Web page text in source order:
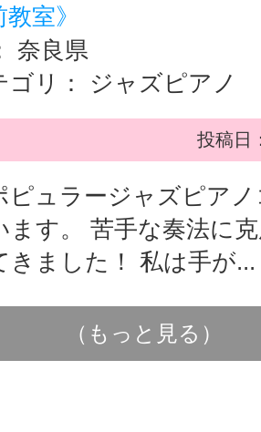
教室》
奈良県
リ：
ジャズピアノ
投稿日
ピュラージャズピア
ます。 苦手な奏法に
きました！ 私は手が...
（もっと見る）